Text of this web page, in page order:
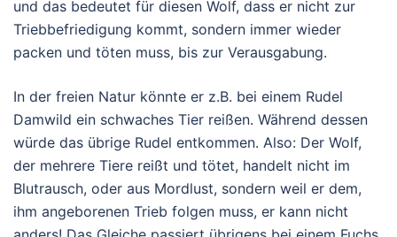
und das bedeutet für diesen Wolf, dass er nicht zur
Triebbefriedigung kommt, sondern immer wieder
packen und töten muss, bis zur Verausgabung.
In der freien Natur könnte er z.B. bei einem Rudel
Damwild ein schwaches Tier reißen. Während dessen
würde das übrige Rudel entkommen. Also: Der Wolf,
der mehrere Tiere reißt und tötet, handelt nicht im
Blutrausch, oder aus Mordlust, sondern weil er dem,
ihm angeborenen Trieb folgen muss, er kann nicht